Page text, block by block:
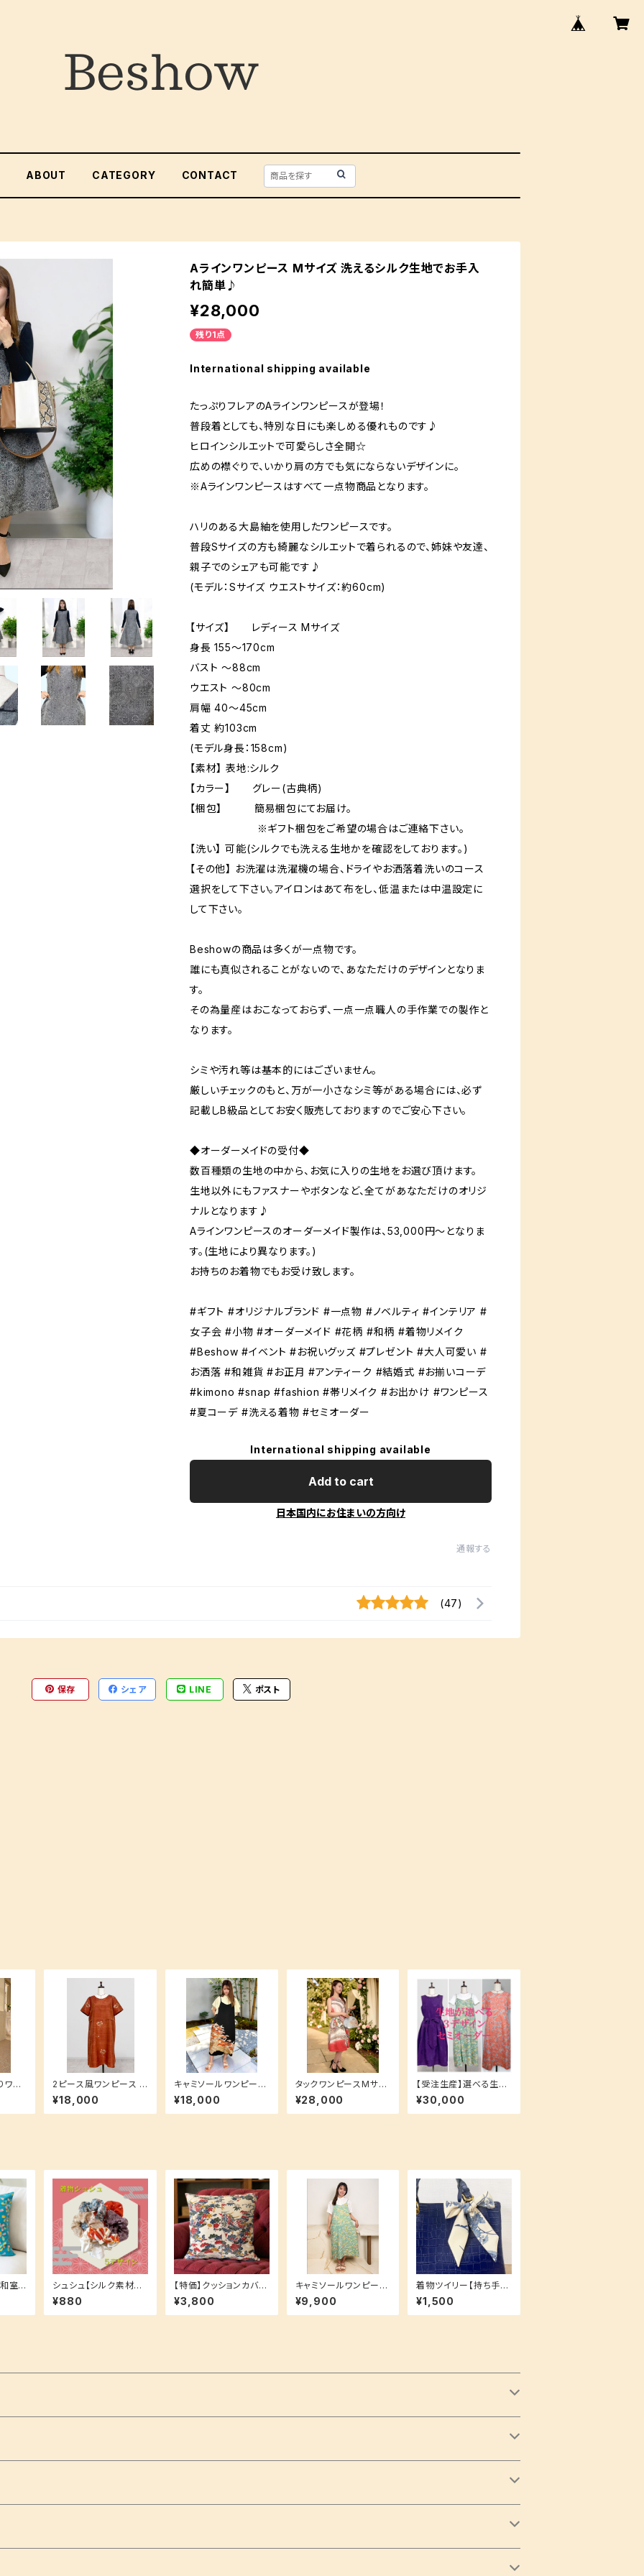
ABOUT CATEGORY CONTACT
Aラインワンピース Mサイズ 洗えるシルク生地でお手入
れ簡単♪
¥28,000
残り1点
International shipping available
たっぷりフレアのAラインワンピースが登場！
普段着としても、特別な日にも楽しめる優れものです♪
ヒロインシルエットで可愛らしさ全開☆
広めの襟ぐりで、いかり肩の方でも気にならないデザインに。
※Aラインワンピースはすべて一点物商品となります。
ハリのある大島紬を使用したワンピースです。
普段Sサイズの方も綺麗なシルエットで着られるので、姉妹や友達、
親子でのシェアも可能です♪
(モデル：Sサイズ ウエストサイズ：約60cm)
【サイズ】 レディース Mサイズ
身長 155〜170cm
バスト 〜88cm
ウエスト 〜80cm
肩幅 40〜45cm
着丈 約103cm
(モデル身長：158cm)
【素材】 表地:シルク
【カラー】 グレー(古典柄)
【梱包】 簡易梱包にてお届け。
※ギフト梱包をご希望の場合はご連絡下さい。
【洗い】 可能(シルクでも洗える生地かを確認をしております。)
【その他】 お洗濯は洗濯機の場合、ドライやお洒落着洗いのコース
選択をして下さい。アイロンはあて布をし、低温または中温設定に
して下さい。
Beshowの商品は多くが一点物です。
誰にも真似されることがないので、あなただけのデザインとなりま
す。
その為量産はおこなっておらず、一点一点職人の手作業での製作と
なります。
シミや汚れ等は基本的にはございません。
厳しいチェックのもと、万が一小さなシミ等がある場合には、必ず
記載しB級品としてお安く販売しておりますのでご安心下さい。
◆オーダーメイドの受付◆
数百種類の生地の中から、お気に入りの生地をお選び頂けます。
生地以外にもファスナーやボタンなど、全てがあなただけのオリジ
ナルとなります♪
Aラインワンピースのオーダーメイド製作は、53,000円〜となりま
す。(生地により異なります。)
お持ちのお着物でもお受け致します。
#ギフト #オリジナルブランド #一点物 #ノベルティ #インテリア #
女子会 #小物 #オーダーメイド #花柄 #和柄 #着物リメイク
#Beshow #イベント #お祝いグッズ #プレゼント #大人可愛い #
お洒落 #和雑貨 #お正月 #アンティーク #結婚式 #お揃いコーデ
#kimono #snap #fashion #帯リメイク #お出かけ #ワンピース
#夏コーデ #洗える着物 #セミオーダー
International shipping available
Add to cart
日本国内にお住まいの方向け
通報する
(47)
保存 シェア LINE ポスト
ワン
れ簡
2ピース風ワンピース L
サイズ 洗えるシルク生
地でお手入れ簡単♪ 着
物地 和柄 花柄 韓国大
¥18,000
キャミソールワンピース
Mサイズ(ロング丈) 【重
ね着で簡単ラフコーデ
♪】 洗えるシルク素材
¥18,000
タックワンピースMサイ
ズ 洗えるシルク素材で
お手入れ簡単♪【裏地
付き】 振袖 和柄 ピンク
¥28,000
【受注生産】選べる生
地！3デザインから選べ
るワンピース 洗える生
地でお手入れ簡単♪ サ
¥30,000
シュシュ【シルク素材で
髪にも優しい！】ふんわ
りまとめ髪に♪
¥880
【特価】クッションカバー
和室にも洋室にも♪ 和
柄 紅型 もみじ クッショ
ン付き可
¥3,800
キャミソールワンピース
Mサイズ【重ね着で簡単
ラフコーデ♪】
¥9,900
着物ツイリー【持ち手に
巻いても！スカーフやヘ
アアクセとしても！】お揃
いシリーズ♪
¥1,500